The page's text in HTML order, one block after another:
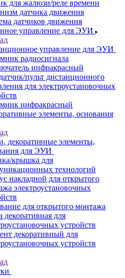
для жалюзи/реле времени
датчика движения
датчиков движения
управление для ЭУИ
управление для ЭУИ
радиосигнала
инфракрасный
пульт дистанционного
для электроустановочных
инфракрасный
элементы, основания
декоративные элементы,
для ЭУИ
крышка для
технологий
накладной для открытого
электроустановочных
для открытого монтажа
декоративная для
устройств
декоративный для
устройств